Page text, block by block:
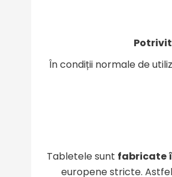
În condiții normale de
Tabletele sunt fabricate
europene stricte.